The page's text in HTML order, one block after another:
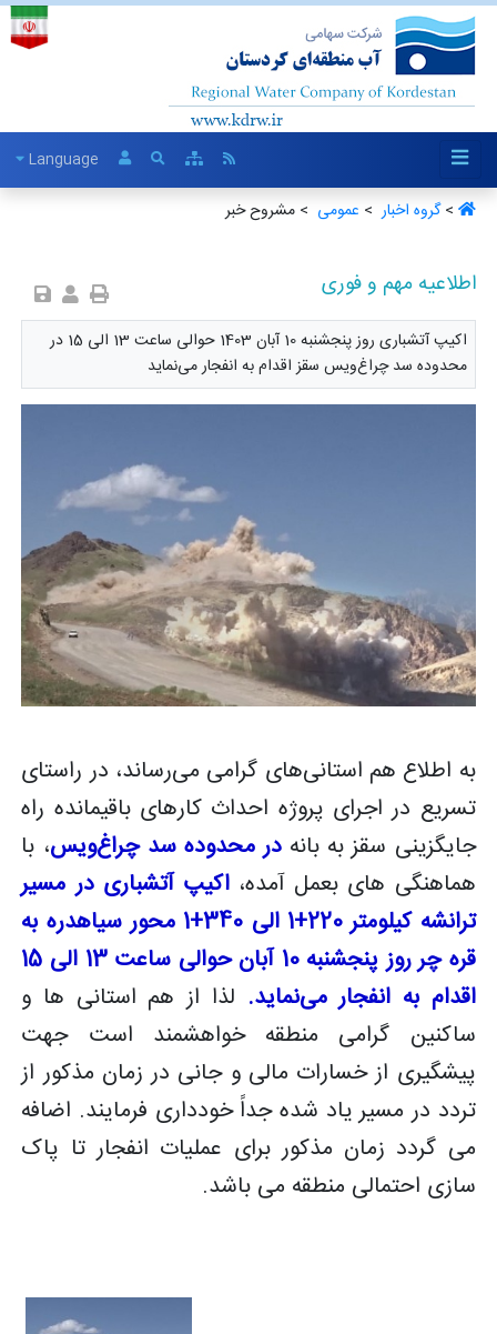
Language
>گروه اخبار ‏ > عمومی ‏ > مشروح خبر
اطلاعیه مهم و فوری
اکیپ آتشباری روز پنجشنبه 10 آبان 1403 حوالی ساعت 13 الی 15 در
محدوده سد چراغ‌ویس سقز اقدام به انفجار می‌نماید
به اطلاع هم استانی‌های گرامی می‌رساند، در راستای
تسریع در اجرای پروژه احداث کارهای باقیمانده راه
جایگزینی سقز به بانه در محدوده سد چراغویس، با
هماهنگی های بعمل آمده،اکیپ آتشباری در مسیر
ترانشه کیلومتر 220+1 الی 340+1 محور سیاهدره به
قره چر روز پنجشنبه 10 آبان حوالی ساعت 13 الی 15
اقدام به انفجار می‌نماید. لذا از هم استانی ها و
ساکنین گرامی منطقه خواهشمند است جهت
پیشگیری از خسارات مالی و جانی در زمان مذکور از
تردد در مسیر یاد شده جداً خودداری فرمایند. اضافه
می گردد زمان مذکور برای عملیات انفجار تا پاک
سازی احتمالی منطقه می باشد.